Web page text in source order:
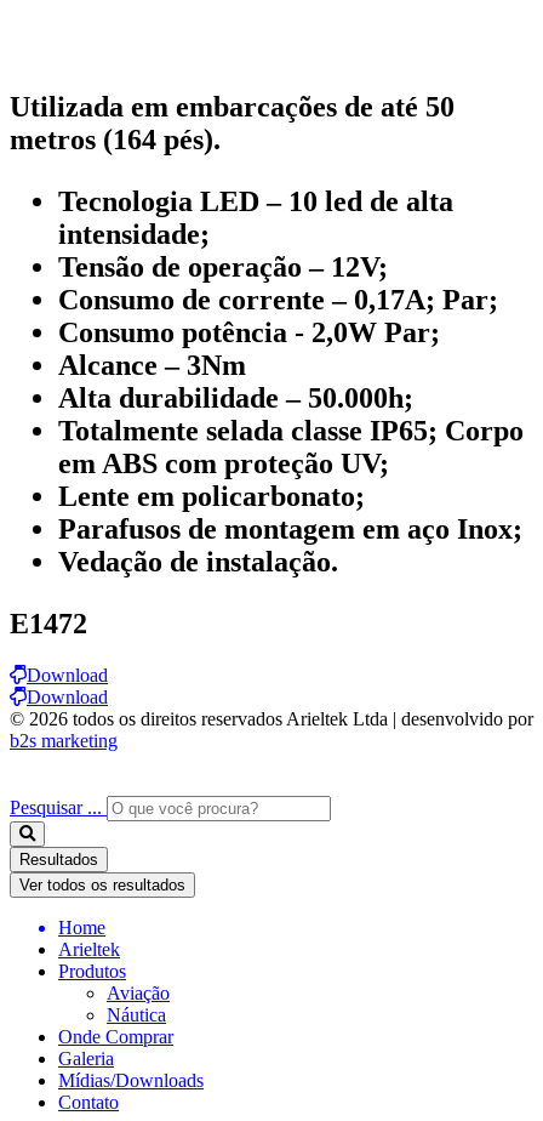
Utilizada em embarcações de até 50
metros (164 pés).
Tecnologia LED – 10 led de alta
intensidade;
Tensão de operação – 12V;
Consumo de corrente – 0,17A; Par;
Consumo potência - 2,0W Par;
Alcance – 3Nm
Alta durabilidade – 50.000h;
Totalmente selada classe IP65; Corpo
em ABS com proteção UV;
Lente em policarbonato;
Parafusos de montagem em aço Inox;
Vedação de instalação.
E1472
Download
Download
© 2026 todos os direitos reservados Arieltek Ltda | desenvolvido por
b2s marketing
Pesquisar ...
Resultados
Ver todos os resultados
Home
Arieltek
Produtos
Aviação
Náutica
Onde Comprar
Galeria
Mídias/Downloads
Contato